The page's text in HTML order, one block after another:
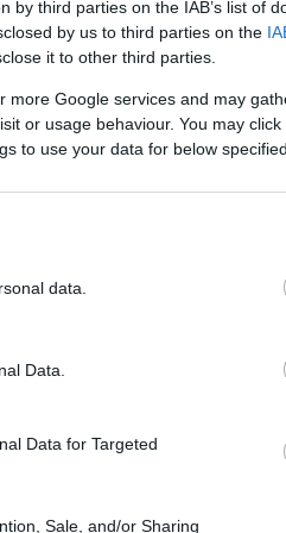
third parties on the IAB’s list of
by us to third parties on the
it to other third parties.
more Google services and may
or usage behaviour. You may
to use your data for below
data.
Data.
Data for Targeted
Sale, and/or Sharing
δημόσιο
νοσοκομεία
είναι
που δεν
δεν το έχετε
2023 το
από το 2019.
κάλεσε τα
«Έχουμε την
20:42
20:00